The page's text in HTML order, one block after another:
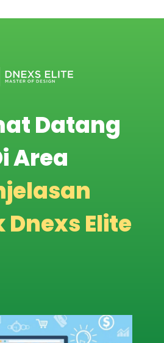
Datang
Area
Dnexs Elite